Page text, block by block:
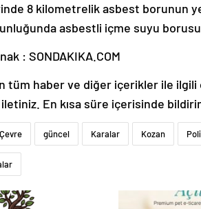
8 kilometrelik asbest borunun
asbestli içme suyu
: SONDAKIKA.COM
tüm haber ve diğer içerikler ile
En kısa süre içerisinde
Çevre güncel Karalar Kozan